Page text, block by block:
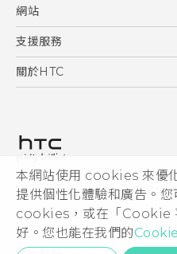
本網站使用 cookies 來優
提供個性化體驗和廣告。
cookies，或在「Cookie
好。您也能在我們的
安全與法
5G
智能手機
區塊鍊手機
網站
HTC Dev
HTC Research
支援服務
服務中心
關於HTC
私隱政策
產品安全
加入HTC
Security and Privacy
© 2011-2026 HTC
HTC 法律文件